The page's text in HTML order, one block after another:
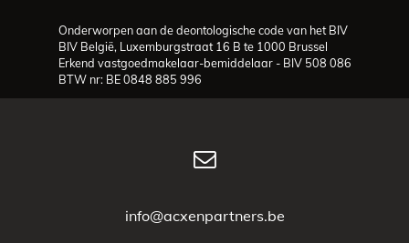
Onderworpen aan de deontologische code van het BIV
BIV België, Luxemburgstraat 16 B te 1000 Brussel
Erkend vastgoedmakelaar-bemiddelaar - BIV 508 086
BTW nr: BE 0848 885 996
info@acxenpartners.be